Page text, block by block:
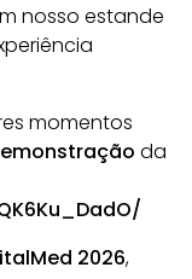
nosso estande
momentos
da
2026,